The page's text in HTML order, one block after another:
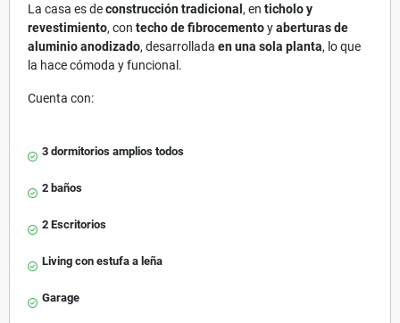
La casa es deconstrucción tradicional , en ticholo y
revestimiento, con techo de fibrocementoyaberturas de
aluminio anodizado, desarrollada en una sola planta, lo que
la hace cómoda y funcional.
Cuenta con:
3 dormitorios amplios todos
2 baños
2 Escritorios
Living con estufa a leña
Garage